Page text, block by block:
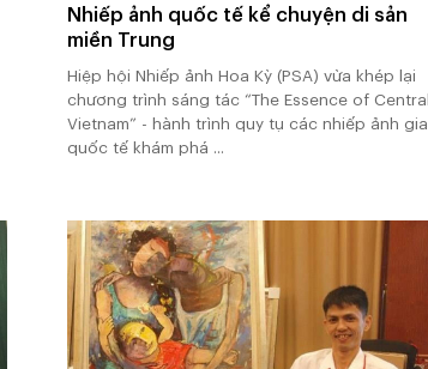
Nhiếp ảnh quốc tế kể chuyện di sản
miền Trung
Hiệp hội Nhiếp ảnh Hoa Kỳ (PSA) vừa khép lại
chương trình sáng tác “The Essence of Central
Vietnam” - hành trình quy tụ các nhiếp ảnh gia
quốc tế khám phá ...